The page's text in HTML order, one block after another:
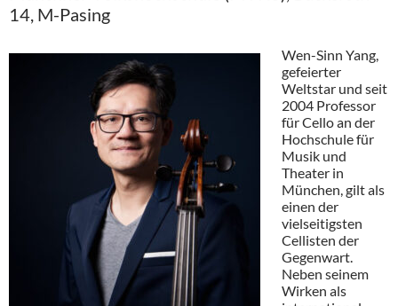
14, M-Pasing
Wen-Sinn Yang,
gefeierter
Weltstar und seit
2004 Professor
für Cello an der
Hochschule für
Musik und
Theater in
München, gilt als
einen der
vielseitigsten
Cellisten der
Gegenwart.
Neben seinem
Wirken als